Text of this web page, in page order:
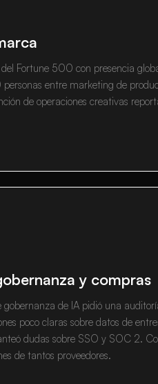
Fortune 500 con presencia
entre marketing de
de operaciones creativas
y compras
gobernanza de IA pidió una
poco claras sobre datos de
dudas sobre SSO y SOC 2.
de tantos proveedores.